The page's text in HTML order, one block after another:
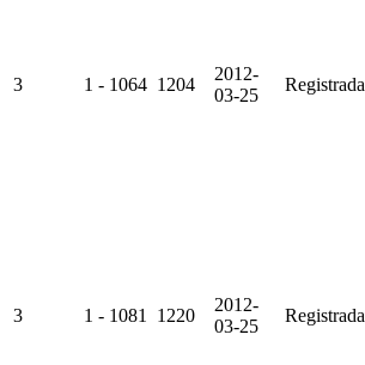
3 1 - 1064 1204
2012-
03-25
Registrada
3 1 - 1081 1220
2012-
03-25
Registrada